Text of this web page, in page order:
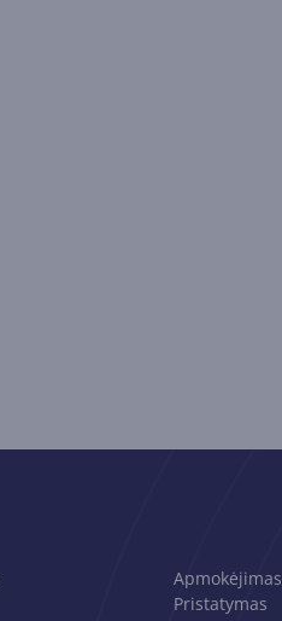
Apmokėjimas
Pristatymas